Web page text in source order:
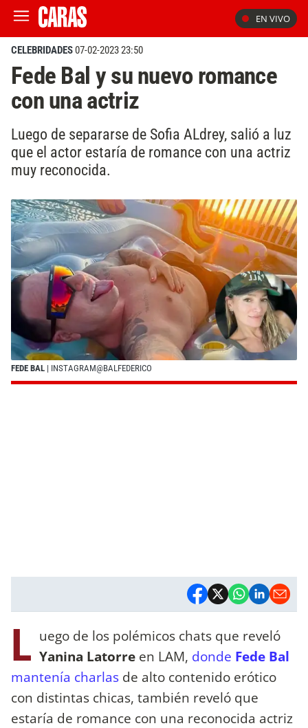
EN VIVO
CELEBRIDADES07-02-2023 23:50
Fede Bal y su nuevo romance
con una actriz
Luego de separarse de Sofia ALdrey, salió a luz
que el actor estaría de romance con una actriz
muy reconocida.
FEDE BAL | INSTAGRAM@BALFEDERICO
L uego de los polémicos chats que reveló
Yanina Latorre en LAM, donde Fede Bal
mantenía charlas de alto contenido erótico
con distintas chicas, también reveló que
estaría de romance con una reconocida actriz